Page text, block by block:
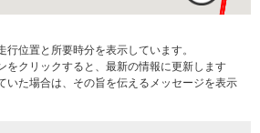
行位置と所要時分を表示しています。
をクリックすると、最新の情報に更新します
いた場合は、その旨を伝えるメッセージを表示